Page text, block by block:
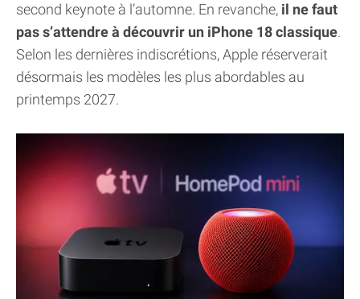
second keynote à l’automne. En revanche, il ne faut
pas s’attendre à découvrir un iPhone 18 classique.
Selon les dernières indiscrétions, Apple réserverait
désormais les modèles les plus abordables au
printemps 2027.